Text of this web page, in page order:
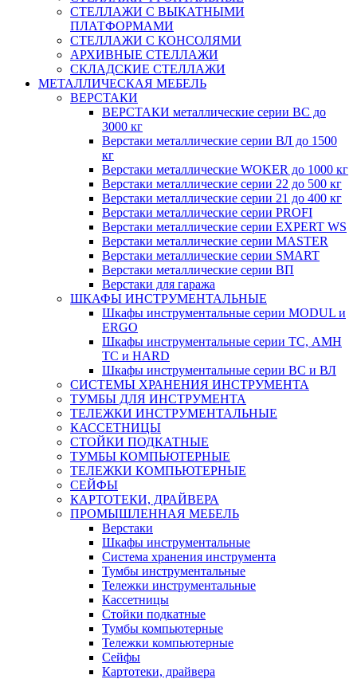
СТЕЛЛАЖИ С ВЫКАТНЫМИ
ПЛАТФОРМАМИ
СТЕЛЛАЖИ С КОНСОЛЯМИ
АРХИВНЫЕ СТЕЛЛАЖИ
СКЛАДСКИЕ СТЕЛЛАЖИ
МЕТАЛЛИЧЕСКАЯ МЕБЕЛЬ
ВЕРСТАКИ
ВЕРСТАКИ металлические серии ВС до
3000 кг
Верстаки металлические серии ВЛ до 1500
кг
Верстаки металлические WOKER до 1000 кг
Верстаки металлические серии 22 до 500 кг
Верстаки металлические серии 21 до 400 кг
Верстаки металлические серии PROFI
Верстаки металлические серии EXPERT WS
Верстаки металлические серии MASTER
Верстаки металлические серии SMART
Верстаки металлические серии ВП
Верстаки для гаража
ШКАФЫ ИНСТРУМЕНТАЛЬНЫЕ
Шкафы инструментальные серии MODUL и
ERGO
Шкафы инструментальные серии ТС, АМН
ТС и HARD
Шкафы инструментальные серии ВС и ВЛ
СИСТЕМЫ ХРАНЕНИЯ ИНСТРУМЕНТА
ТУМБЫ ДЛЯ ИНСТРУМЕНТА
ТЕЛЕЖКИ ИНСТРУМЕНТАЛЬНЫЕ
КАССЕТНИЦЫ
СТОЙКИ ПОДКАТНЫЕ
ТУМБЫ КОМПЬЮТЕРНЫЕ
ТЕЛЕЖКИ КОМПЬЮТЕРНЫЕ
СЕЙФЫ
КАРТОТЕКИ, ДРАЙВЕРА
ПРОМЫШЛЕННАЯ МЕБЕЛЬ
Верстаки
Шкафы инструментальные
Система хранения инструмента
Тумбы инструментальные
Тележки инструментальные
Кассетницы
Стойки подкатные
Тумбы компьютерные
Тележки компьютерные
Сейфы
Картотеки, драйвера